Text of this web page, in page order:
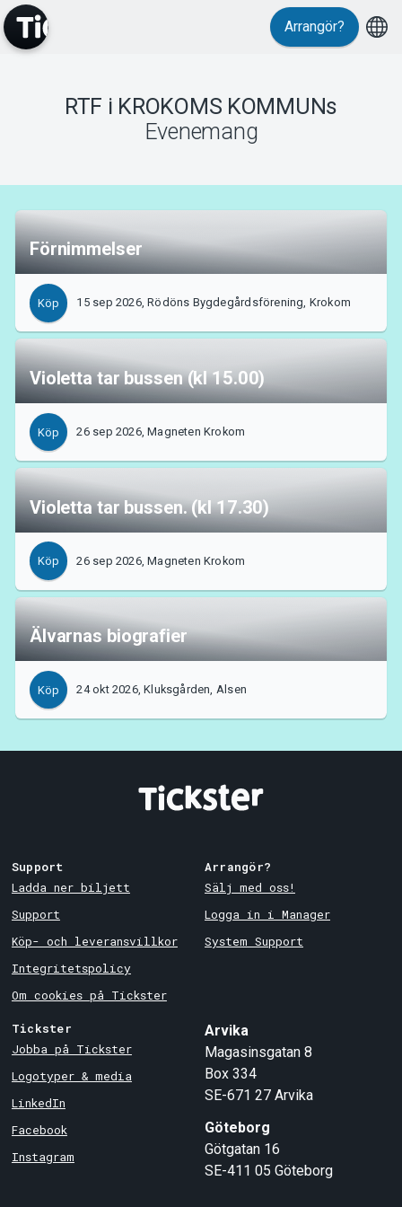
MyTickster
Support
Om Tickster
Arrangör?
RTF i KROKOMS KOMMUNs
Evenemang
Förnimmelser
Köp 15 sep 2026, Rödöns Bygdegårdsförening, Krokom
Violetta tar bussen (kl 15.00)
Köp 26 sep 2026, Magneten Krokom
Violetta tar bussen. (kl 17.30)
Köp 26 sep 2026, Magneten Krokom
Älvarnas biografier
Köp 24 okt 2026, Kluksgården, Alsen
Support
Ladda ner biljett
Support
Köp- och leveransvillkor
Integritetspolicy
Om cookies på Tickster
Arrangör?
Sälj med oss!
Logga in i Manager
System Support
Tickster
Jobba på Tickster
Logotyper & media
LinkedIn
Facebook
Instagram
Arvika
Magasinsgatan 8
Box 334
SE-671 27 Arvika
Göteborg
Götgatan 16
SE-411 05 Göteborg